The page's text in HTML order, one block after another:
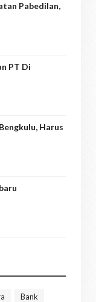
Pabedilan,
PT Di
Harus
Bank